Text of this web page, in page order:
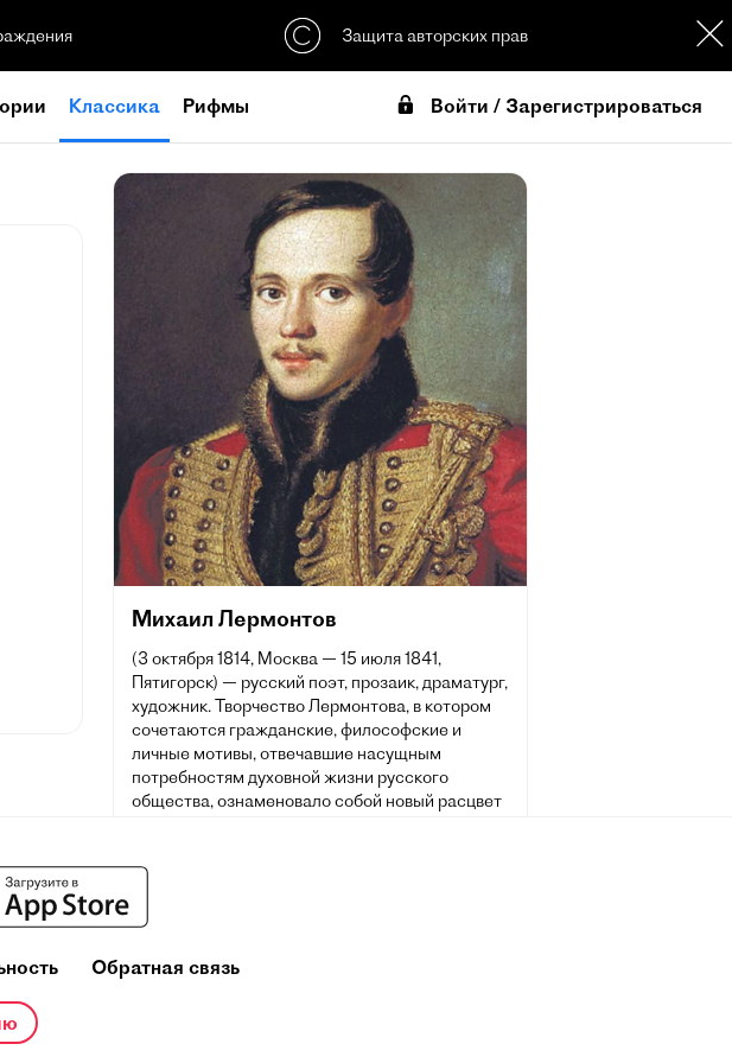
Защита авторских прав
Классика Рифмы Войти / Зарегистрироваться
Михаил Лермонтов
(3 октября 1814, Москва — 15 июля 1841,
Пятигорск) — русский поэт, прозаик, драматург,
художник. Творчество Лермонтова, в котором
сочетаются гражданские, философские и
личные мотивы, отвечавшие насущным
потребностям духовной жизни русского
общества, ознаменовало собой новый расцвет
поэтов XIX и XX веков. Произведения
живописи, театре, кинематографе. Его стихи
симфонического и романсового творчества.
Обратная связь